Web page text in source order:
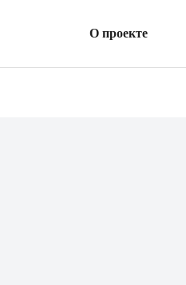
О проекте